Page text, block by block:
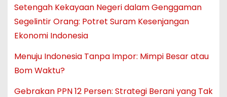
Setengah Kekayaan Negeri dalam Genggaman
Segelintir Orang: Potret Suram Kesenjangan
Ekonomi Indonesia
Menuju Indonesia Tanpa Impor: Mimpi Besar atau
Bom Waktu?
Gebrakan PPN 12 Persen: Strategi Berani yang Tak